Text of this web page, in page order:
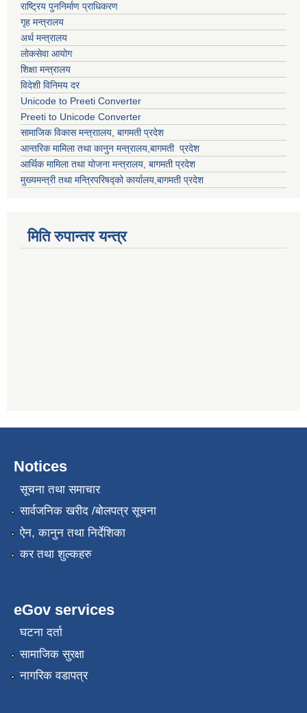
राष्ट्रिय पुननिर्माण प्राधिकरण
गृह मन्त्रालय
अर्थ मन्त्रालय
लोकसेवा आयोग
शिक्षा मन्त्रालय
विदेशी विनिमय दर
Unicode to Preeti Converter
Preeti to Unicode Converter
सामाजिक विकास मन्त्राालय, बागमती प्रदेश
आन्तरिक मामिला तथा कानुन मन्त्रालय,बागमती प्रदेश
आर्थिक मामिला तथा योजना मन्त्रालय, बागमती प्रदेश
मुख्यमन्त्री तथा मन्त्रिपरिषद्को कार्यालय,बागमती प्रदेश
मिति रुपान्तर यन्त्र
Notices
सूचना तथा समाचार
सार्वजनिक खरीद /बोलपत्र सूचना
ऐन, कानुन तथा निर्देशिका
कर तथा शुल्कहरु
eGov services
घटना दर्ता
सामाजिक सुरक्षा
नागरिक वडापत्र